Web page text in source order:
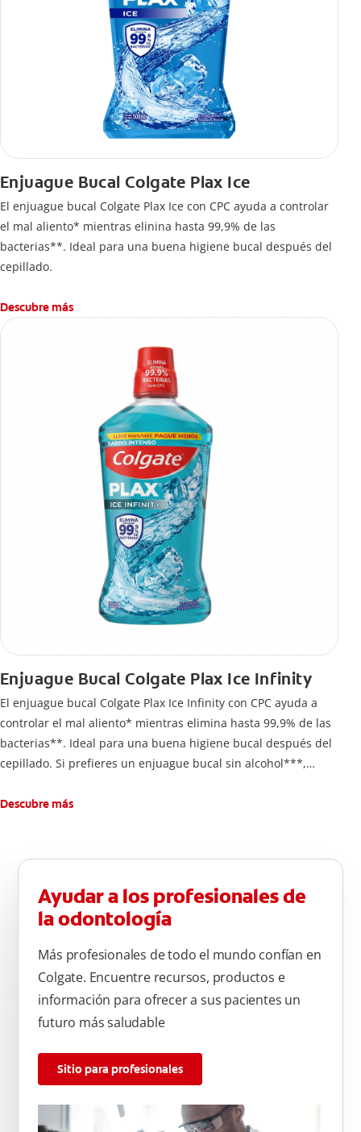
Enjuague Bucal Colgate Plax Ice
El enjuague bucal Colgate Plax Ice con CPC ayuda a controlar
el mal aliento* mientras elinina hasta 99,9% de las
bacterias**. Ideal para una buena higiene bucal después del
cepillado.
Descubre más
Enjuague Bucal Colgate Plax Ice Infinity
El enjuague bucal Colgate Plax Ice Infinity con CPC ayuda a
controlar el mal aliento* mientras elimina hasta 99,9% de las
bacterias**. Ideal para una buena higiene bucal después del
cepillado. Si prefieres un enjuague bucal sin alcohol***,
Descubre más
Ayudar a los profesionales de
la odontología
Más profesionales de todo el mundo confían en
Colgate. Encuentre recursos, productos e
información para ofrecer a sus pacientes un
futuro más saludable
Sitio para profesionales